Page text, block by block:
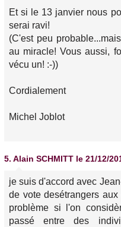
Et si le 13 janvier nous
serai ravi!
(C'est peu
au miracle! Vous aussi,
vécu un! :-))
Cordialement
Michel Joblot
5. Alain SCHMITT le 21/12/
je suis d'accord avec
de vote desétrangers
problème si l'on
passé entre des